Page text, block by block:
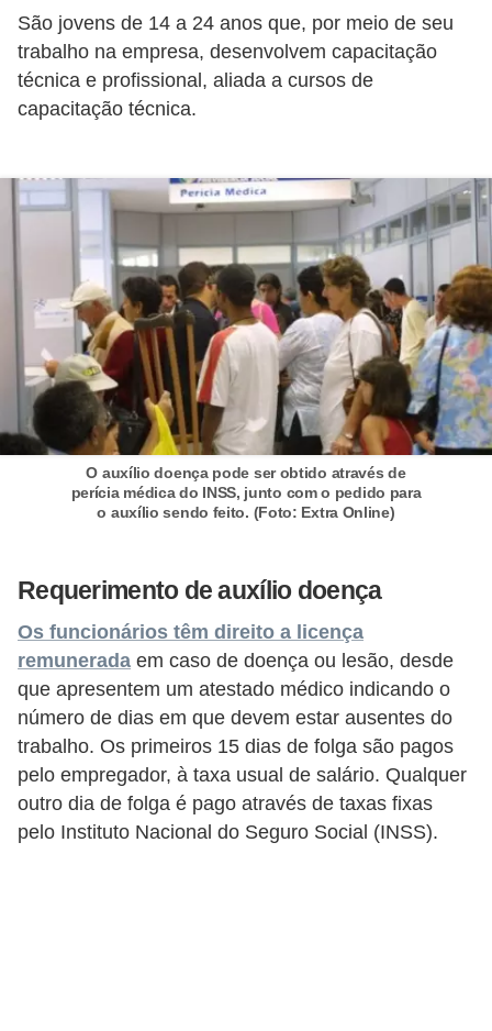
São jovens de 14 a 24 anos que, por meio de seu
trabalho na empresa, desenvolvem capacitação
técnica e profissional, aliada a cursos de
capacitação técnica.
O auxílio doença pode ser obtido através de
perícia médica do INSS, junto com o pedido para
o auxílio sendo feito. (Foto: Extra Online)
Requerimento de auxílio doença
Os funcionários têm direito a licença
remunerada em caso de doença ou lesão, desde
que apresentem um atestado médico indicando o
número de dias em que devem estar ausentes do
trabalho. Os primeiros 15 dias de folga são pagos
pelo empregador, à taxa usual de salário. Qualquer
outro dia de folga é pago através de taxas fixas
pelo Instituto Nacional do Seguro Social (INSS).
a
l
h
P
o
a
r
i
1
M
E
R
e
c
u
r